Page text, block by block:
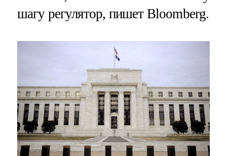
шагу регулятор, пишет Bloomberg.